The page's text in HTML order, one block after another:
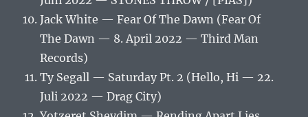
Jack White — Fear Of The Dawn (Fear Of
The Dawn — 8. April 2022 — Third Man
Records)
Ty Segall — Saturday Pt. 2 (Hello, Hi — 22.
Juli 2022 — Drag City)